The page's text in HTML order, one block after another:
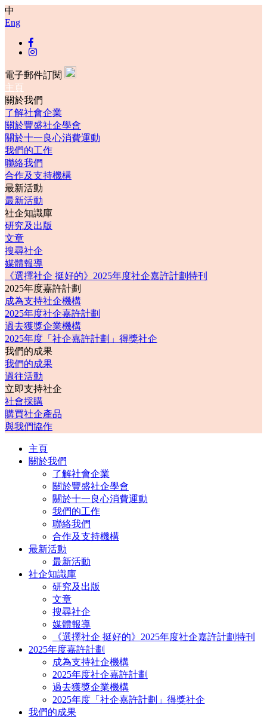
中
Eng
電子郵件訂閱
主頁
關於我們
了解社會企業
關於豐盛社企學會
關於十一良心消費運動
我們的工作
聯絡我們
合作及支持機構
最新活動
最新活動
社企知識庫
研究及出版
文章
搜尋社企
媒體報導
《選擇社企 挺好的》2025年度社企嘉許計劃特刊
2025年度嘉許計劃
成為支持社企機構
2025年度社企嘉許計劃
過去獲獎企業機構
2025年度「社企嘉許計劃」得獎社企
我們的成果
我們的成果
過往活動
立即支持社企
社會採購
購買社企產品
與我們協作
主頁
關於我們
了解社會企業
關於豐盛社企學會
關於十一良心消費運動
我們的工作
聯絡我們
合作及支持機構
最新活動
最新活動
社企知識庫
研究及出版
文章
搜尋社企
媒體報導
《選擇社企 挺好的》2025年度社企嘉許計劃特刊
2025年度嘉許計劃
成為支持社企機構
2025年度社企嘉許計劃
過去獲獎企業機構
2025年度「社企嘉許計劃」得獎社企
我們的成果